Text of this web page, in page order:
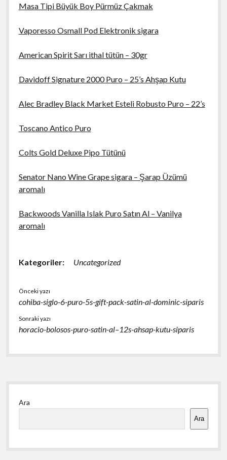
Masa Tipi Büyük Boy Pürmüz Çakmak
Vaporesso Osmall Pod Elektronik sigara
American Spirit Sarı ithal tütün – 30gr
Davidoff Signature 2000 Puro – 25’s Ahşap Kutu
Alec Bradley Black Market Esteli Robusto Puro – 22’s
Toscano Antico Puro
Colts Gold Deluxe Pipo Tütünü
Senator Nano Wine Grape sigara – Şarap Üzümü
aromalı
Backwoods Vanilla Islak Puro Satın Al – Vanilya
aromalı
Kategoriler: Uncategorized
Önceki yazı
cohiba-siglo-6-puro-5s-gift-pack-satin-al-dominic-siparis
Sonraki yazı
horacio-bolosos-puro-satin-al–12s-ahsap-kutu-siparis
Yan
Menü
Ara
Ara